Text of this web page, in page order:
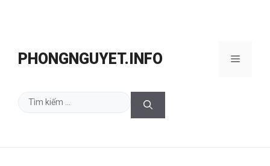
PHONGNGUYET.INFO Menu
Tìm